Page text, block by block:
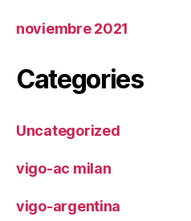
noviembre 2021
Categories
Uncategorized
vigo-ac milan
vigo-argentina